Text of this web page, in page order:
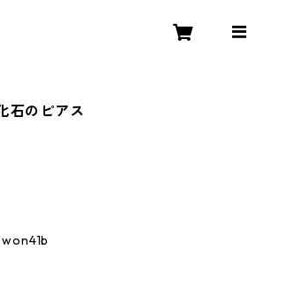
石のピアス